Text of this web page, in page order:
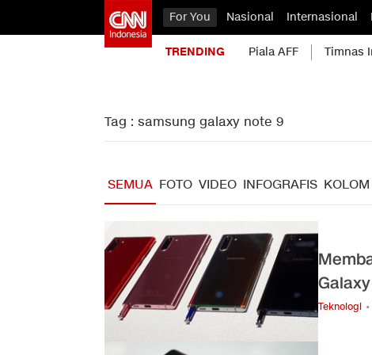
For You Nasional Internasional
TRENDING Piala AFF Timnas
Tag : samsung galaxy note 9
SEMUA FOTO VIDEO INFOGRAFIS KOLOM
Teknologi